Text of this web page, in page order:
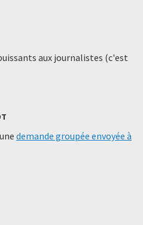
aux journalistes (c'est
demande groupée envoyée à